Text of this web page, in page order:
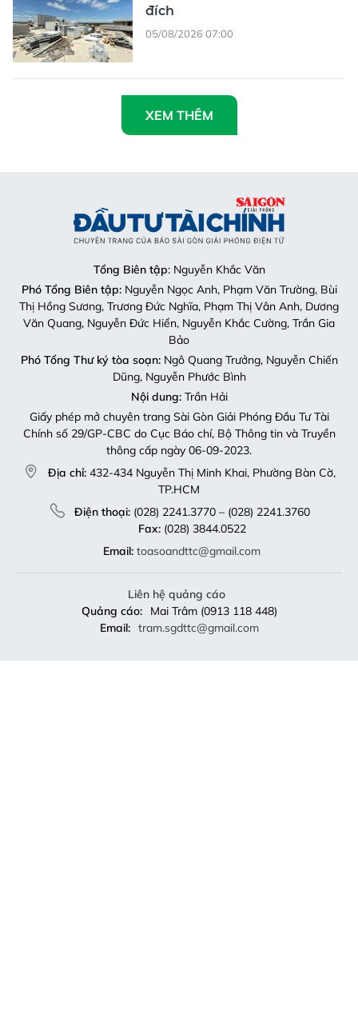
đích
05/08/2026 07:00
XEM THÊM
Tổng Biên tập: Nguyễn Khắc Văn
Phó Tổng Biên tập:Nguyễn Ngọc Anh, Phạm Văn Trường, Bùi
Thị Hồng Sương, Trương Đức Nghĩa, Phạm Thị Vân Anh, Dương
Văn Quang, Nguyễn Đức Hiển, Nguyễn Khắc Cường, Trần Gia
Bảo
Phó Tổng Thư ký tòa soạn:Ngô Quang Trưởng, Nguyễn Chiến
Dũng, Nguyễn Phước Bình
Nội dung:Trần Hải
Giấy phép mở chuyên trang Sài Gòn Giải Phóng Đầu Tư Tài
Chính số 29/GP-CBC do Cục Báo chí, Bộ Thông tin và Truyền
thông cấp ngày 06-09-2023.
Địa chỉ: 432-434 Nguyễn Thị Minh Khai, Phường Bàn Cờ,
TP.HCM
Điện thoại:(028) 2241.3770 – (028) 2241.3760
Fax:(028) 3844.0522
Email: toasoandttc@gmail.com
Liên hệ quảng cáo
Quảng cáo:
Mai Trâm (0913 118 448)
Email: tram.sgdttc@gmail.com